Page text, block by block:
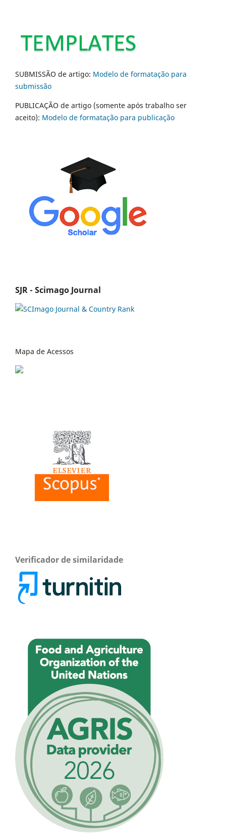
SUBMISSÃO de artigo: Modelo de formatação para
submissão
PUBLICAÇÃO de artigo (somente após trabalho ser
aceito): Modelo de formatação para publicação
SJR - Scimago Journal
Mapa de Acessos
Verificador de similaridade